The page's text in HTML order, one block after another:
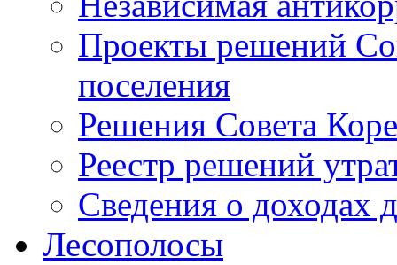
Проекты решений
поселения
Решения Совета
Реестр решений
Сведения о доходах
Лесополосы